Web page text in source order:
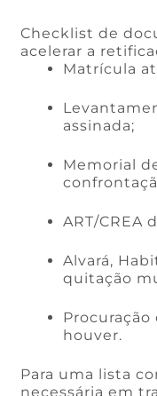
Checklist de
acelerar a
Matrícula
assinada;
Memorial
ART/CREA
Alvará,
quitação
houver.
Para uma lista
necessária em